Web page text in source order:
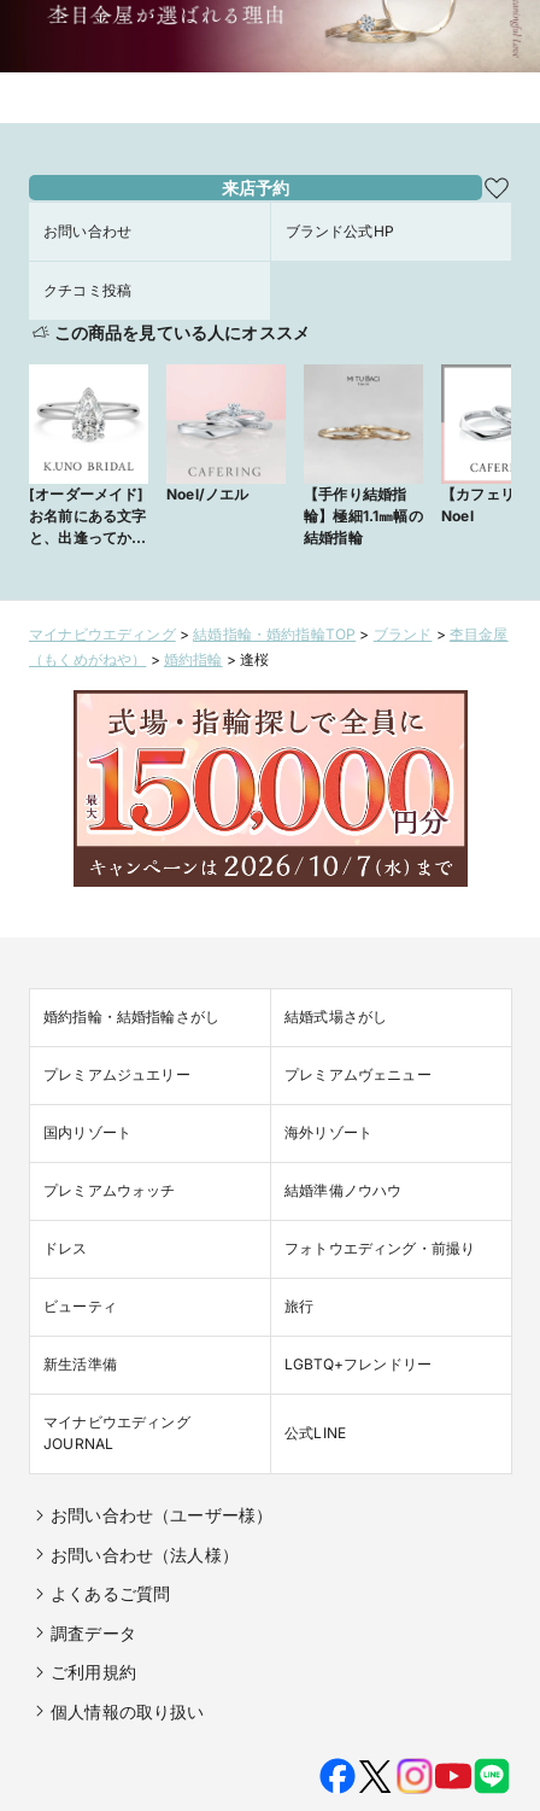
来店予約
お問い合わせ ブランド公式HP
クチコミ投稿
この商品を見ている人にオススメ
[オーダーメイド]
お名前にある文字
と、出逢ってから
Noel/ノエル
【手作り結婚指
輪】極細1.1㎜幅の
結婚指輪
【カフェリン
Noel
マイナビウエディング>結婚指輪・婚約指輪TOP > ブランド > 杢目金屋
（もくめがねや）
> 婚約指輪 >逢桜
婚約指輪・結婚指輪さがし 結婚式場さがし
プレミアムジュエリー プレミアムヴェニュー
国内リゾート 海外リゾート
プレミアムウォッチ 結婚準備ノウハウ
ドレス フォトウエディング・前撮り
ビューティ 旅行
新生活準備 LGBTQ+フレンドリー
マイナビウエディング
JOURNAL
公式LINE
お問い合わせ（ユーザー様）
お問い合わせ（法人様）
よくあるご質問
調査データ
ご利用規約
個人情報の取り扱い